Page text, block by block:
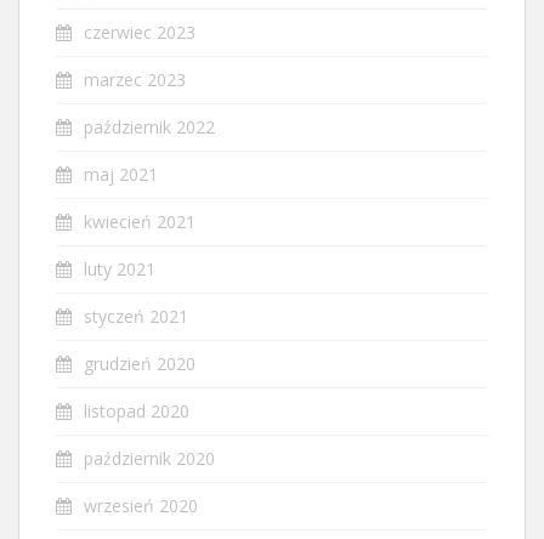
czerwiec 2023
marzec 2023
październik 2022
maj 2021
kwiecień 2021
luty 2021
styczeń 2021
grudzień 2020
listopad 2020
październik 2020
wrzesień 2020